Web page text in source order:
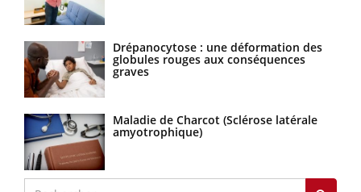
Drépanocytose : une déformation des
globules rouges aux conséquences
graves
Maladie de Charcot (Sclérose latérale
amyotrophique)